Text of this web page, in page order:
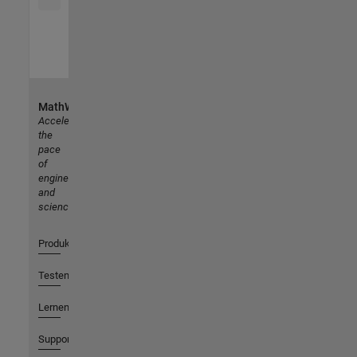
MathWorks
Accelerating
the
pace
of
engineering
and
science
Produkte
Testen oder Kaufen
Lernen
Support